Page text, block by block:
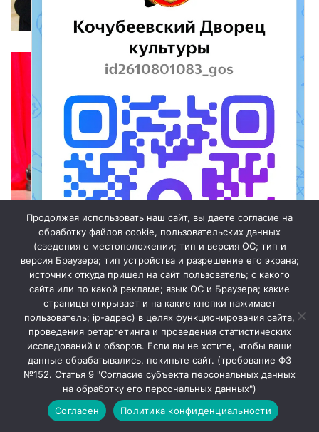
Мы в МАХ
Закрыть
Продолжая использовать наш сайт, вы даете согласие на
обработку файлов cookie, пользовательских данных
(сведения о местоположении; тип и версия ОС; тип и
версия Браузера; тип устройства и разрешение его экрана;
источник откуда пришел на сайт пользователь; с какого
сайта или по какой рекламе; язык ОС и Браузера; какие
страницы открывает и на какие кнопки нажимает
пользователь; ip-адрес) в целях функционирования сайта,
проведения ретаргетинга и проведения статистических
исследований и обзоров. Если вы не хотите, чтобы ваши
данные обрабатывались, покиньте сайт. (требование ФЗ
№152. Статья 9 "Согласие субъекта персональных данных
на обработку его персональных данных")
Согласен
Политика конфиденциальности